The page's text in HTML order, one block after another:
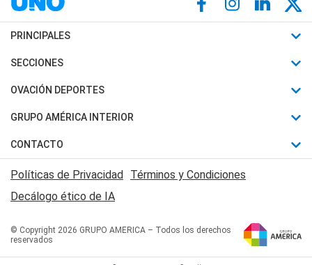
PRINCIPALES
Últimas Noticias
Política
Judiciales
Economia
SECCIONES
Horóscopo
Motores
Trucos caseros
Series y Películas
Edictos y Solicitadas
OVACIÓN DEPORTES
Fútbol
Mundial
Automovilismo
Rugby
Básquet
GRUPO AMÉRICA INTERIOR
Canal 7 en Vivo
San Juan 8
CONTACTO
Acerca de Nosotros
Contactanos
Políticas de Privacidad Términos y Condiciones
Decálogo ético de IA
© Copyright 2026 GRUPO AMERICA – Todos los derechos
reservados